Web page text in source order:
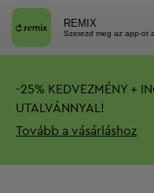
REMIX
Szerezd meg az app-ot
-25% KEDVEZMÉNY +
UTALVÁNNYAL!
Tovább a vásárláshoz